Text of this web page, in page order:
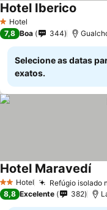
1 Estrelas
Hotel
Hotel Iberico
7,8 Boa 344
Selecione as datas
exatos.
2 Estrelas
Hotel Refúgio isolado
Hotel Maravedí
8,8 Excelente 382